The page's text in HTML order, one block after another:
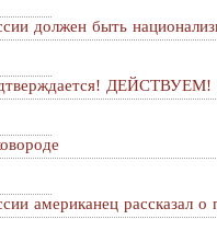
должен быть
ДЕЙСТВУЕМ!
американец рассказал о